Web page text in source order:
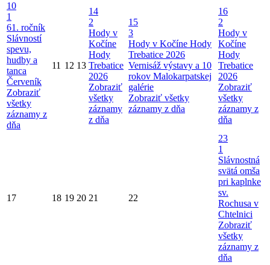
10
1
61. ročník
Slávností
spevu,
hudby a
tanca
Červeník
Zobraziť
všetky
záznamy z
dňa
11 12 13
14
2
Hody v
Kočíne
Hody
Trebatice
2026
Zobraziť
všetky
záznamy
z dňa
15
3
Hody v Kočíne Hody
Trebatice 2026
Vernisáž výstavy a 10
rokov Malokarpatskej
galérie
Zobraziť všetky
záznamy z dňa
16
2
Hody v
Kočíne
Hody
Trebatice
2026
Zobraziť
všetky
záznamy z
dňa
17 18 19 20 21 22
23
1
Slávnostná
svätá omša
pri kaplnke
sv.
Rochusa v
Chtelnici
Zobraziť
všetky
záznamy z
dňa